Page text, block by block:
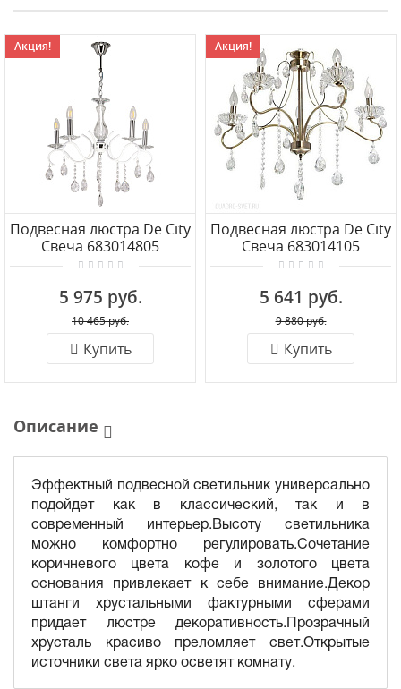
Акция!
Подвесная люстра De City
Свеча 683014805
5 975 руб.
10 465 руб.
Купить
Акция!
Подвесная люстра De City
Свеча 683014105
5 641 руб.
9 880 руб.
Купить
Описание
Эффектный подвесной светильник универсально
подойдет как в классический, так и в
современный интерьер.Высоту светильника
можно комфортно регулировать.Сочетание
коричневого цвета кофе и золотого цвета
основания привлекает к себе внимание.Декор
штанги хрустальными фактурными сферами
придает люстре декоративность.Прозрачный
хрусталь красиво преломляет свет.Открытые
источники света ярко осветят комнату.